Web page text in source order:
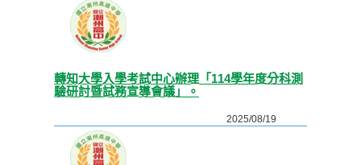
轉知大學入學考試中心辦理「114學年度分科測
驗研討暨試務宣導會議」。
2025/08/19